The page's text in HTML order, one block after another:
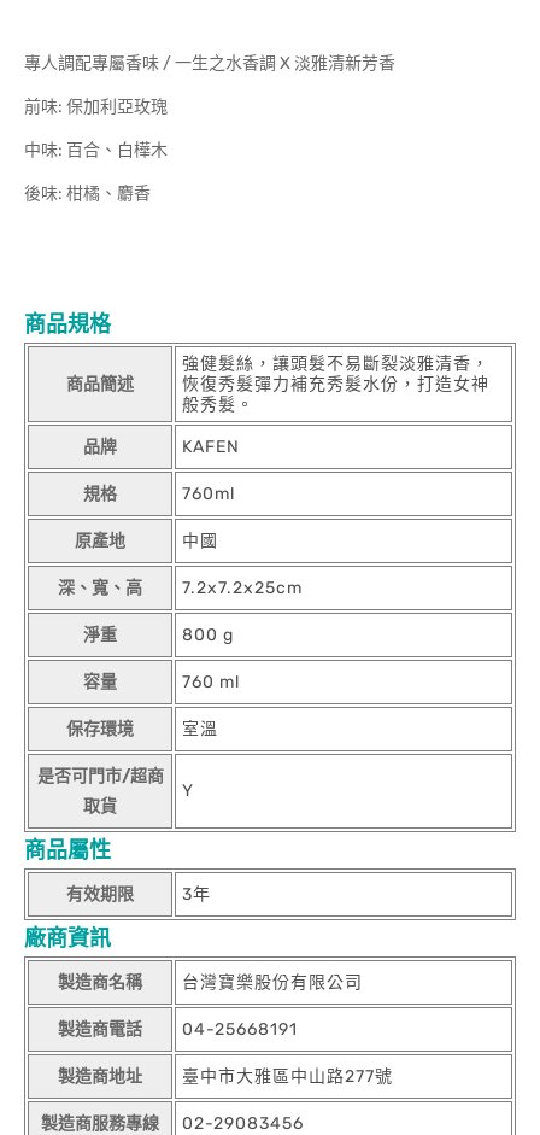
專人調配專屬香味 / 一生之水香調 X 淡雅清新芳香
前味: 保加利亞玫瑰
中味: 百合、白樺木
後味: 柑橘、麝香
商品規格
商品簡述
強健髮絲，讓頭髮不易斷裂淡雅清香，
恢復秀髮彈力補充秀髮水份，打造女神
般秀髮。
品牌 KAFEN
規格 760ml
原產地 中國
深、寬、高 7.2x7.2x25cm
淨重 800 g
容量 760 ml
保存環境 室溫
是否可門市/超商
取貨
Y
商品屬性
有效期限 3年
廠商資訊
製造商名稱 台灣寶樂股份有限公司
製造商電話 04-25668191
製造商地址 臺中市大雅區中山路277號
製造商服務專線 02-29083456